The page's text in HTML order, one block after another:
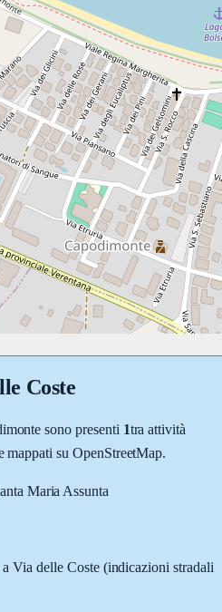
Coste
sono presenti 1tra attività
mappati su OpenStreetMap.
Maria Assunta
aVia delle Coste(indicazioni stradali